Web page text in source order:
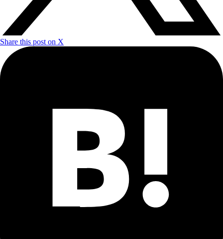
Share this post on X